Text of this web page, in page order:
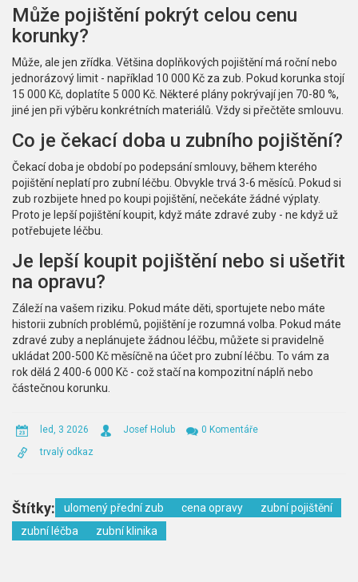
Může pojištění pokrýt celou cenu
korunky?
Může, ale jen zřídka. Většina doplňkových pojištění má roční nebo
jednorázový limit - například 10 000 Kč za zub. Pokud korunka stojí
15 000 Kč, doplatíte 5 000 Kč. Některé plány pokrývají jen 70-80 %,
jiné jen při výběru konkrétních materiálů. Vždy si přečtěte smlouvu.
Co je čekací doba u zubního pojištění?
Čekací doba je období po podepsání smlouvy, během kterého
pojištění neplatí pro zubní léčbu. Obvykle trvá 3-6 měsíců. Pokud si
zub rozbijete hned po koupi pojištění, nečekáte žádné výplaty.
Proto je lepší pojištění koupit, když máte zdravé zuby - ne když už
potřebujete léčbu.
Je lepší koupit pojištění nebo si ušetřit
na opravu?
Záleží na vašem riziku. Pokud máte děti, sportujete nebo máte
historii zubních problémů, pojištění je rozumná volba. Pokud máte
zdravé zuby a neplánujete žádnou léčbu, můžete si pravidelně
ukládat 200-500 Kč měsíčně na účet pro zubní léčbu. To vám za
rok dělá 2 400-6 000 Kč - což stačí na kompozitní náplň nebo
částečnou korunku.
led, 3 2026 Josef Holub
0 Komentáře
trvalý odkaz
Štítky: ulomený přední zub cena opravy
zubní pojištění
zubní léčba
zubní klinika